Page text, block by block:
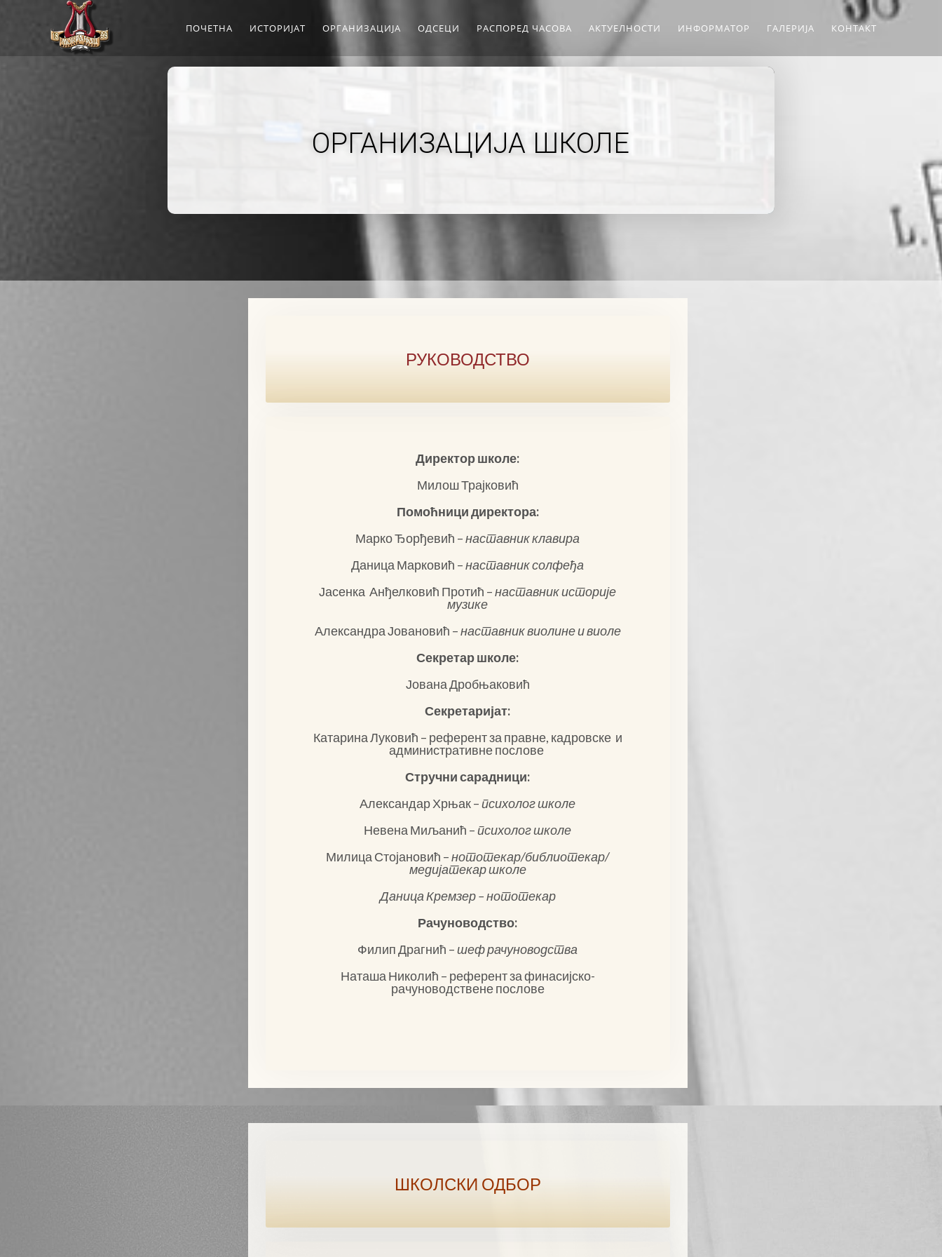
ПОЧЕТНА ИСТОРИЈАТ ОРГАНИЗАЦИЈА ОДСЕЦИ РАСПОРЕД ЧАСОВА АКТУЕЛНОСТИ ИНФОРМАТОР ГАЛЕРИЈА КОНТАКТ
ОРГАНИЗАЦИЈА ШКОЛЕ
РУКОВОДСТВО
Директор школе:
Милош Трајковић
Помоћници директора:
Марко Ђорђевић –наставник клавира
Даница Марковић –наставник солфеђа
Јасенка Анђелковић Протић –наставник историје
музике
Александра Јовановић –наставник виолине и виоле
Секретар школе:
Јована Дробњаковић
Секретаријат:
Катарина Луковић – референт за правне, кадровске и
административне послове
Стручни сарадници:
Александар Хрњак –психолог школе
Невена Миљанић –психолог школе
Милица Стојановић –нототекар/библиотекар/
медијатекар школе
Даница Кремзер – нототекар
Рачуноводство:
Филип Драгнић –шеф рачуноводства
Наташа Николић – референт за финасијско-
рачуноводствене послове
ШКОЛСКИ ОДБОР